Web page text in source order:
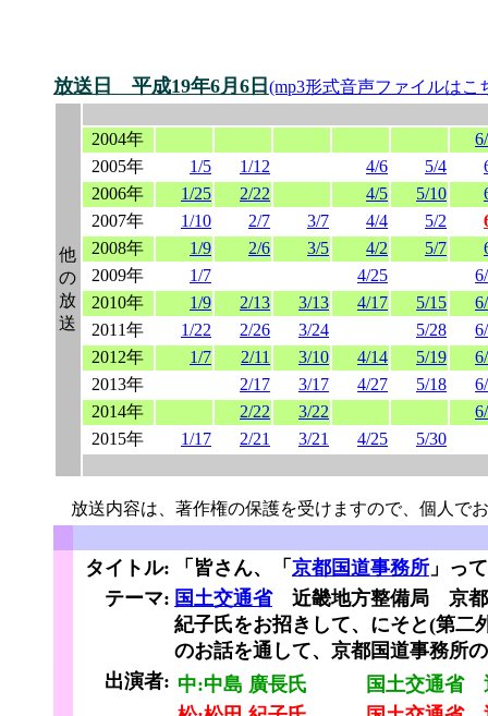
放送日 平成19年6月6日 (mp3形式音声ファイルは
他
の
放
送
2004年
2005年
1/5 1/12 4/6 5/4
2006年
1/25 2/22 4/5 5/10
2007年
1/10 2/7 3/7 4/4 5/2
2008年
1/9 2/6 3/5 4/2 5/7
2009年
1/7 4/25
2010年
1/9 2/13 3/13 4/17 5/15
2011年
1/22 2/26 3/24 5/28
2012年
1/7 2/11 3/10 4/14 5/19
2013年
2/17 3/17 4/27 5/18
2014年
2/22 3/22
2015年
1/17 2/21 3/21 4/25 5/30
放送内容は、著作権の保護を受けますので、個人で
タイトル: 「皆さん、「 京都国道事務所 」っ
テーマ: 国土交通省近畿地方整備局 京都
紀子氏をお招きして、にそと(第二
のお話を通して、京都国道事務所
出演者: 中:中島 廣長氏
国土交通省